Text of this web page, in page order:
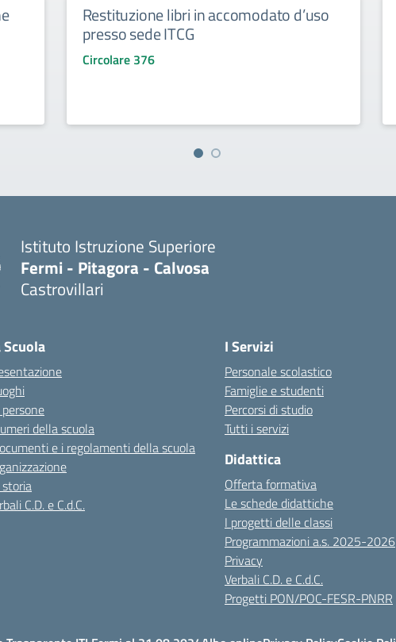
Restituzione libri in accomodato d’uso
presso sede ITCG
Circolare 376
Istituto Istruzione Superiore
Fermi - Pitagora - Calvosa
Castrovillari
Scuola
della scuola
e i regolamenti della scuola
C.D. e C.d.C.
I Servizi
Personale scolastico
Famiglie e studenti
Percorsi di studio
Tutti i servizi
Didattica
Offerta formativa
Le schede didattiche
I progetti delle classi
Programmazioni a.s. 2025-2026
Privacy
Verbali C.D. e C.d.C.
Progetti PON/POC-FESR-PNRR